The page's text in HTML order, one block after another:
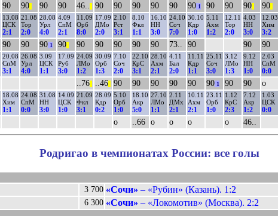
90 90|| 90 90 46.. 90 90 90 90 90 901 90 90 90|| 90||
13.08
ЦСК
2:1
21.08
Тор
2:0
28.08
Урл
4:0
4.09
СпМ
2:1
11.09
Орб
8:0
17.09
ДМо
2:0
2.10
Рст
3:1
8.10
Фкл
1:1
16.10
НН
3:0
24.10
Соч
7:0
30.10
Кдр
1:0
5.11
Ахм
1:2
12.11
Тор
2:0
4.03
НН
3:0
12.03
Хим
3:2
90 90 901 90|| 90 90 90 90 90 73.. 90 90 90
20.08
СпМ
3:1
26.08
Урл
4:0
3.09
ЦСК
1:1
17.09
Руб
3:0
24.09
ЛМо
1:2
30.09
Орб
1:3
7.10
Соч
2:0
22.10
КрС
3:1
28.10
Ахм
2:1
4.11
Бал
2:0
11.11
Кдр
1:1
25.11
Соч
3:0
3.12
ЛМо
1:3
9.12
НН
1:0
2.03
СпМ
0:0
..76|| ..46|| 90 90 90 90 90 901 90 90 о
18.08
Хим
1:1
24.08
СпМ
0:0
31.08
НН
3:0
14.09
ЦСК
1:0
21.09
Фкл
3:1
28.09
Кдр
0:2
5.10
Орб
1:0
18.10
Акр
5:0
27.10
ЛМо
1:1
2.11
ДМх
2:1
10.11
Ахм
2:1
23.11
Орб
1:0
1.12
КрС
2:3
7.12
Акр
1:2
1.03
ЦСК
0:0
о ..66 о о о о 46..
Родригао в чемпионатах России: все голы
3 700 «Сочи» – «Рубин» (Казань). 1:2
6 300 «Сочи» – «Локомотив» (Москва). 2:2